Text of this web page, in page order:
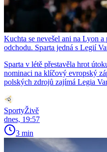
Kuchta se nevešel ani na Lyon
odchodu. Sparta jedná s Legií
Sparta v létě přestavěla hrot
nominaci na klíčový evropský
polských zdrojů zajímá Legia
SportyŽivě
dnes, 19:57
3 min